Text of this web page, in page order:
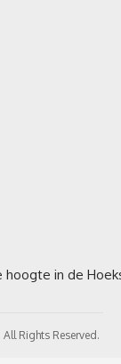
Rights Reserved.